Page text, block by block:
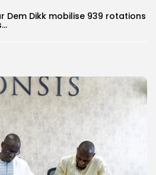
Dem Dikk mobilise 939 rotations